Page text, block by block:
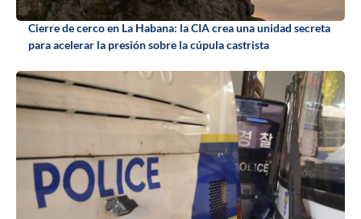
Cierre de cerco en La Habana: la CIA crea una unidad secreta
para acelerar la presión sobre la cúpula castrista